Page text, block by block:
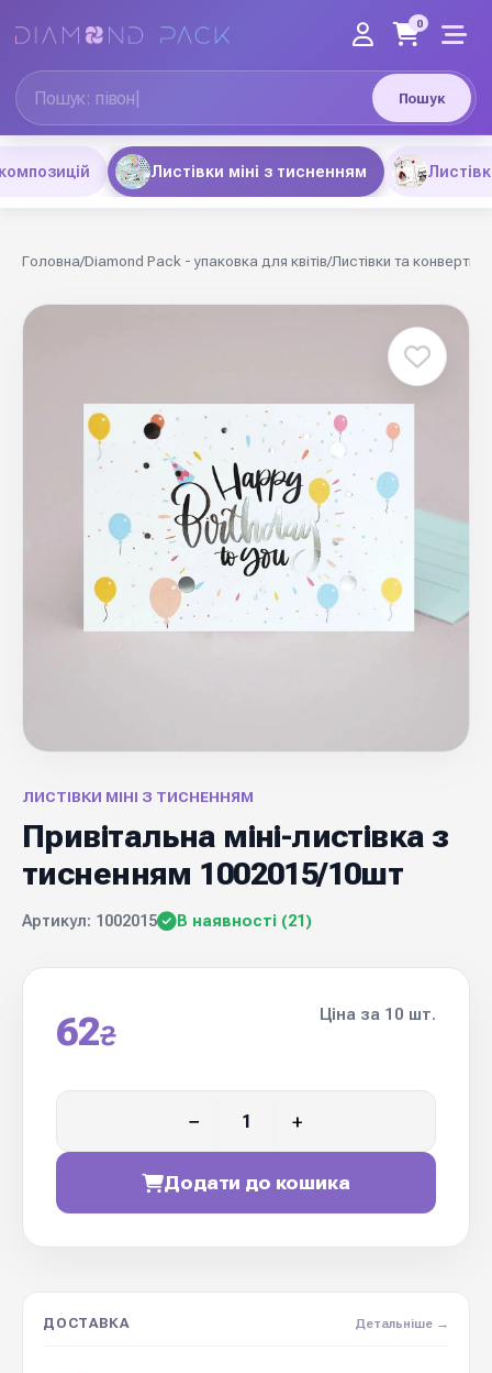
Пошук
0
Листівки міні з тисненням
Головна/Diamond Pack - упаковка для квітів/Листівки та конверти
ЛИСТІВКИ МІНІ З ТИСНЕННЯМ
Привітальна міні-листівка з
тисненням 1002015/10шт
Артикул: 1002015 В наявності (21)
62₴
Ціна за 10 шт.
− +
Додати до кошика
ДОСТАВКА Детальніше →